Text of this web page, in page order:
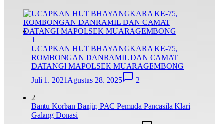
1
UCAPKAN HUT BHAYANGKARA KE-75,
ROMBONGAN DANRAMIL DAN CAMAT
DATANGI MAPOLSEK MUARAGEMBONG
Juli 1, 2021Agustus 28, 2025 2
2
Bantu Korban Banjir, PAC Pemuda Pancasila Klari
Galang Donasi